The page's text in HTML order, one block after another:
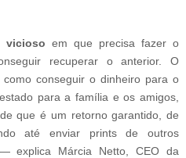
vicioso em que precisa fazer o
recuperar o anterior. O
conseguir o dinheiro para o
para a família e os amigos,
que é um retorno garantido, de
até enviar prints de outros
explica Márcia Netto, CEO da